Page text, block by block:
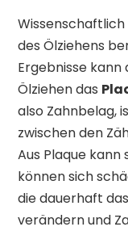
des Ölziehens
Ergebnisse
Ölziehen das
also Zahnbelag,
zwischen den
Aus Plaque
können sich
die dauerhaft
verändern und